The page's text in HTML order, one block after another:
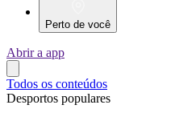
Perto de você
Abrir a app
Todos os conteúdos
Desportos populares